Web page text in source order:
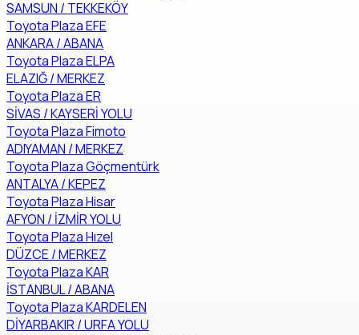
SAMSUN / TEKKEKÖY
Toyota Plaza EFE
ANKARA / ABANA
Toyota Plaza ELPA
ELAZIĞ / MERKEZ
Toyota Plaza ER
SİVAS / KAYSERİ YOLU
Toyota Plaza Fimoto
ADIYAMAN / MERKEZ
Toyota Plaza Göçmentürk
ANTALYA / KEPEZ
Toyota Plaza Hisar
AFYON / İZMİR YOLU
Toyota Plaza Hızel
DÜZCE / MERKEZ
Toyota Plaza KAR
İSTANBUL / ABANA
Toyota Plaza KARDELEN
DİYARBAKIR / URFA YOLU